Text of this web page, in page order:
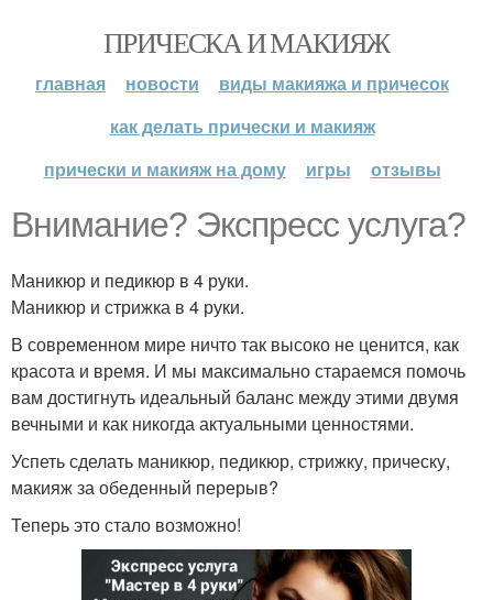
ПРИЧЕСКА И МАКИЯЖ
главная новости
виды макияжа и причесок
как делать прически и макияж
прически и макияж на дому
игры отзывы
Внимание? Экспресс услуга?
Маникюр и педикюр в 4 руки.
Маникюр и стрижка в 4 руки.
В современном мире ничто так высоко не ценится, как
красота и время. И мы максимально стараемся помочь
вам достигнуть идеальный баланс между этими двумя
вечными и как никогда актуальными ценностями.
Успеть сделать маникюр, педикюр, стрижку, прическу,
макияж за обеденный перерыв?
Теперь это стало возможно!